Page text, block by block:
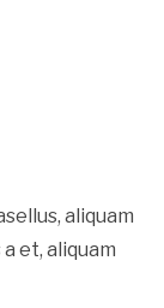
aliquam
et, aliquam